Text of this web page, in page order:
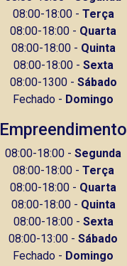
08:00-18:00 - Terça
08:00-18:00 - Quarta
08:00-18:00 - Quinta
08:00-18:00 - Sexta
08:00-1300 - Sábado
Fechado - Domingo
Empreendimento
08:00-18:00 - Segunda
08:00-18:00 - Terça
08:00-18:00 - Quarta
08:00-18:00 - Quinta
08:00-18:00 - Sexta
08:00-13:00 - Sábado
Fechado - Domingo